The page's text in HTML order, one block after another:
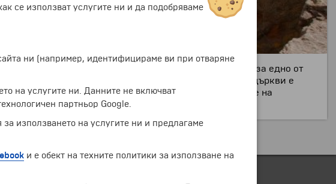
времето на крал Лалибела. Тези църкви се смятат за едно от
наследство на ЮНЕСКО. Най-известната от тези църкви е
православни християни, особено по време на
и е значим център за религиозен туризъм.
се използват услугите ни и да подобряваме
ни (например, идентифицираме ви при отваряне
на услугите ни. Данните не включват
партньор Google.
използването на услугите ни и предлагаме
и е обект на техните политики за използване на